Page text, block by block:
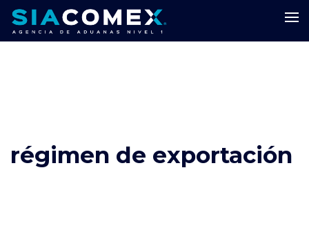
régimen de exportación